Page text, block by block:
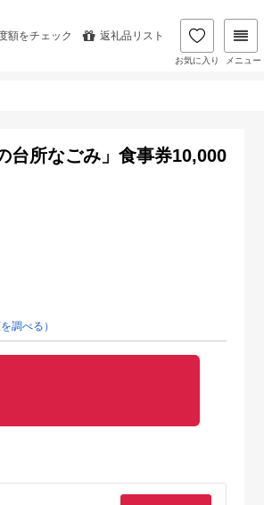
額をチェック 返礼品リスト
お気に入り メニュー
台所なごみ」食事券10,000
調べる）